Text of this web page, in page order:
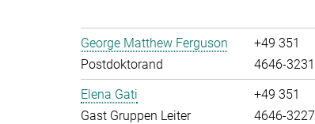
George Matthew Ferguson
Postdoktorand
+49 351
4646-3231
Elena Gati
Gast Gruppen Leiter
+49 351
4646-3227